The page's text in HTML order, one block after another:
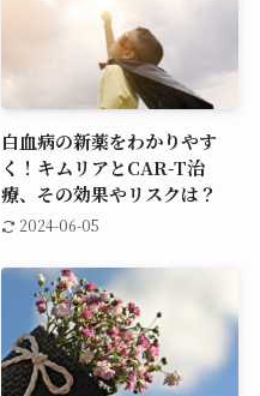
白血病の新薬をわかりやす
く！キムリアとCAR-T治
療、その効果やリスクは？
2024-06-05